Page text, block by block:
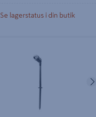
Se lagerstatus i din butik